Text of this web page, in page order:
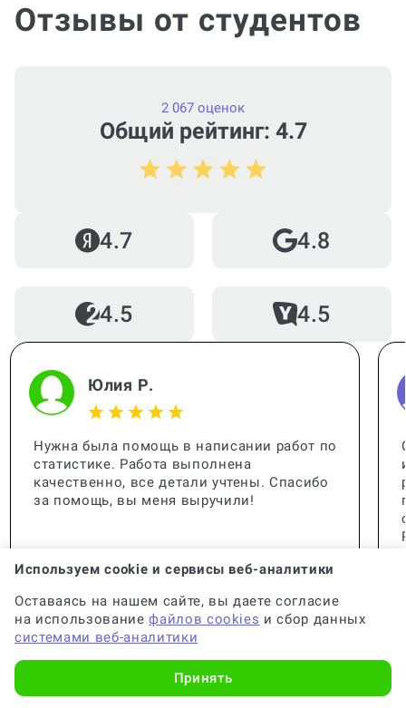
Отзывы от студентов
Общий рейтинг: 4.7
2 067 оценок
4.7 4.8
4.5 4.5
Юлия Р.
Нужна была помощь в написании работ по
статистике. Работа выполнена
качественно, все детали учтены. Спасибо
за помощь, вы меня выручили!
Используем cookie и сервисы веб-аналитики
Оставаясь на нашем сайте, вы даете согласие
на использованиефайлов cookies и сбор данных
системами веб-аналитики
Принять